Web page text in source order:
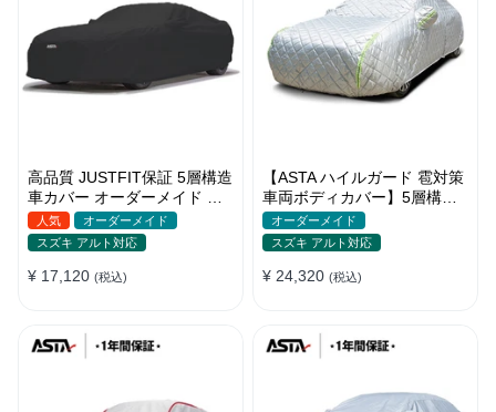
高品質 JUSTFIT保証 5層構造
車カバー オーダーメイド 台
風対策 裏起毛 防水 耐久性 傷
保護
人気
オーダーメイド
スズキ アルト対応
¥ 17,120 (税込)
【ASTA ハイルガード 雹対策
車両ボディカバー】5層構造
厚手 オーダーメイド 凍結防
止 防雪防風 極厚 防風ロープ
付きボディカバー
オーダーメイド
スズキ アルト対応
¥ 24,320 (税込)